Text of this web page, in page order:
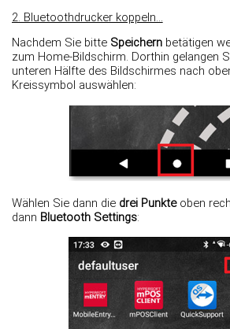
2. Bluetoothdrucker koppeln...
Nachdem Sie bitte Speichernbetätigen
zum Home-Bildschirm. Dorthin gelangen
unteren Hälfte des Bildschirmes nach
Kreissymbol auswählen:
Wählen Sie dann die drei Punkteoben
dann Bluetooth Settings: